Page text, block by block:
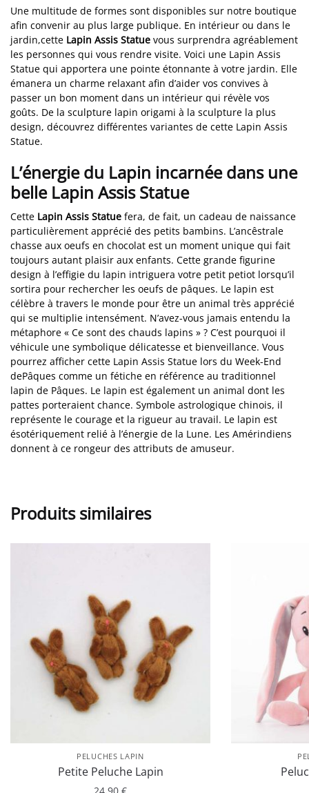
Une multitude de formes sont disponibles sur notre boutique
afin convenir au plus large publique. En intérieur ou dans le
jardin,cette Lapin Assis Statue vous surprendra agréablement
les personnes qui vous rendre visite. Voici une Lapin Assis
Statue qui apportera une pointe étonnante à votre jardin. Elle
émanera un charme relaxant afin d’aider vos convives à
passer un bon moment dans un intérieur qui révèle vos
goûts. De la sculpture lapin origami à la sculpture la plus
design, découvrez différentes variantes de cette Lapin Assis
Statue.
L’énergie du Lapin incarnée dans une
belle Lapin Assis Statue
Cette Lapin Assis Statue fera, de fait, un cadeau de naissance
particulièrement apprécié des petits bambins. L’ancêstrale
chasse aux oeufs en chocolat est un moment unique qui fait
toujours autant plaisir aux enfants. Cette grande figurine
design à l’effigie du lapin intriguera votre petit petiot lorsqu’il
sortira pour rechercher les oeufs de pâques. Le lapin est
célèbre à travers le monde pour être un animal très apprécié
qui se multiplie intensément. N’avez-vous jamais entendu la
métaphore « Ce sont des chauds lapins » ? C’est pourquoi il
véhicule une symbolique délicatesse et bienveillance. Vous
pourrez afficher cette Lapin Assis Statue lors du Week-End
dePâques comme un fétiche en référence au traditionnel
lapin de Pâques. Le lapin est également un animal dont les
pattes porteraient chance. Symbole astrologique chinois, il
représente le courage et la rigueur au travail. Le lapin est
ésotériquement relié à l’énergie de la Lune. Les Amérindiens
donnent à ce rongeur des attributs de amuseur.
Produits similaires
PELUCHES LAPIN
Petite Peluche Lapin